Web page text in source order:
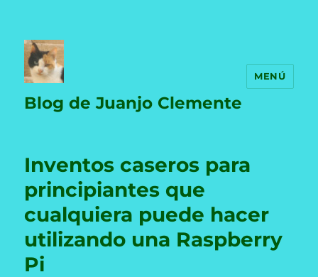
Blog de Juanjo Clemente
MENÚ
Inventos caseros para
principiantes que
cualquiera puede hacer
utilizando una Raspberry
Pi